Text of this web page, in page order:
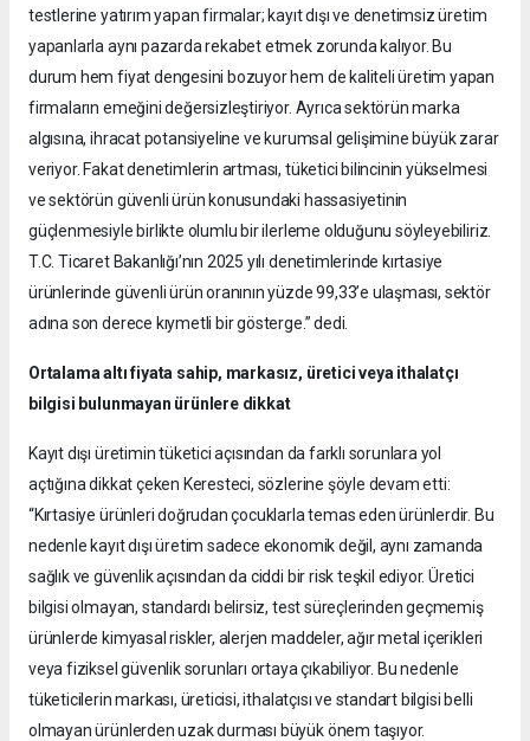
testlerine yatırım yapan firmalar; kayıt dışı ve denetimsiz üretim
yapanlarla aynı pazarda rekabet etmek zorunda kalıyor. Bu
durum hem fiyat dengesini bozuyor hem de kaliteli üretim yapan
firmaların emeğini değersizleştiriyor. Ayrıca sektörün marka
algısına, ihracat potansiyeline ve kurumsal gelişimine büyük zarar
veriyor. Fakat denetimlerin artması, tüketici bilincinin yükselmesi
ve sektörün güvenli ürün konusundaki hassasiyetinin
güçlenmesiyle birlikte olumlu bir ilerleme olduğunu söyleyebiliriz.
T.C. Ticaret Bakanlığı’nın 2025 yılı denetimlerinde kırtasiye
ürünlerinde güvenli ürün oranının yüzde 99,33’e ulaşması, sektör
adına son derece kıymetli bir gösterge.” dedi.
Ortalama altı fiyata sahip, markasız, üretici veya ithalatçı
bilgisi bulunmayan ürünlere dikkat
Kayıt dışı üretimin tüketici açısından da farklı sorunlara yol
açtığına dikkat çeken Keresteci, sözlerine şöyle devam etti:
“Kırtasiye ürünleri doğrudan çocuklarla temas eden ürünlerdir. Bu
nedenle kayıt dışı üretim sadece ekonomik değil, aynı zamanda
sağlık ve güvenlik açısından da ciddi bir risk teşkil ediyor. Üretici
bilgisi olmayan, standardı belirsiz, test süreçlerinden geçmemiş
ürünlerde kimyasal riskler, alerjen maddeler, ağır metal içerikleri
veya fiziksel güvenlik sorunları ortaya çıkabiliyor. Bu nedenle
tüketicilerin markası, üreticisi, ithalatçısı ve standart bilgisi belli
olmayan ürünlerden uzak durması büyük önem taşıyor.